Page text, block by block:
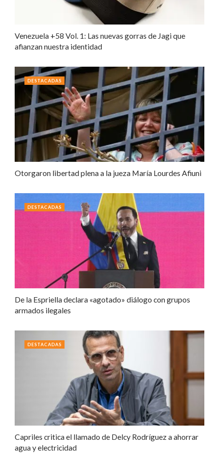
Venezuela +58 Vol. 1: Las nuevas gorras de Jagi que
afianzan nuestra identidad
Otorgaron libertad plena a la jueza María Lourdes Afiuni
DESTACADAS
De la Espriella declara «agotado» diálogo con grupos
armados ilegales
DESTACADAS
Capriles critica el llamado de Delcy Rodríguez a ahorrar
agua y electricidad
DESTACADAS